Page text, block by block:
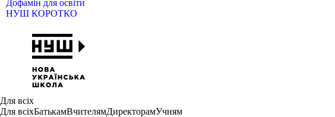
Дофамін для освіти
НУШ КОРОТКО
Для всіх
Для всіхБатькамВчителямДиректорамУчням